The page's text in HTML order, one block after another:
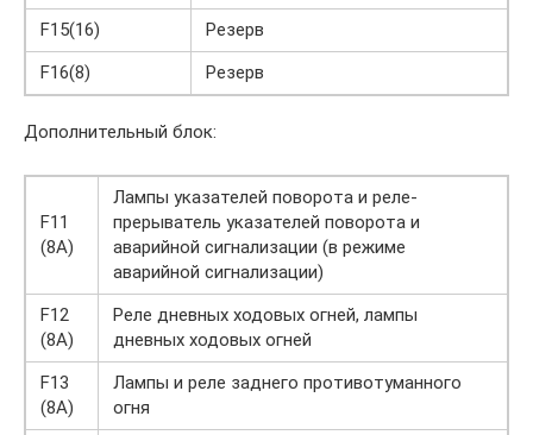
F15(16)
Резерв
F16(8)
Резерв
Дополнительный блок:
F11
(8А)
Лампы указателей поворота и реле-
прерыватель указателей поворота и
аварийной сигнализации (в режиме
аварийной сигнализации)
F12
(8А)
Реле дневных ходовых огней, лампы
дневных ходовых огней
F13
(8А)
Лампы и реле заднего противотуманного
огня